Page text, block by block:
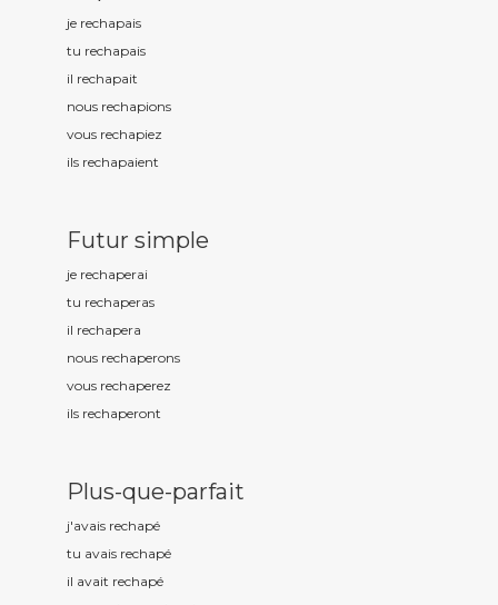
je rechapais
tu rechapais
il rechapait
nous rechapions
vous rechapiez
ils rechapaient
Futur simple
je rechaperai
tu rechaperas
il rechapera
nous rechaperons
vous rechaperez
ils rechaperont
Plus-que-parfait
j'avais rechapé
tu avais rechapé
il avait rechapé